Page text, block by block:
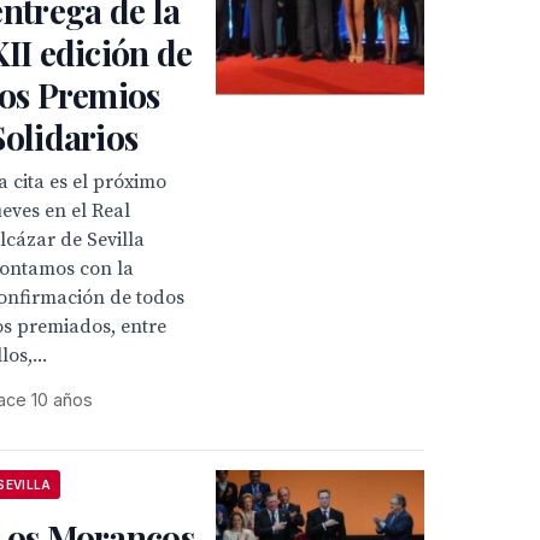
de la
edición de
Premios
cita es el próximo
en el Real
de Sevilla
con la
de todos
premiados, entre
10 años